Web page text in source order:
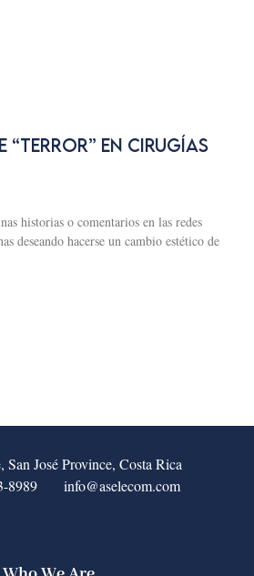
en cirugías
historias o comentarios en las redes
deseando hacerse un cambio estético de
San José Province, Costa Rica
8989
info@aselecom.com